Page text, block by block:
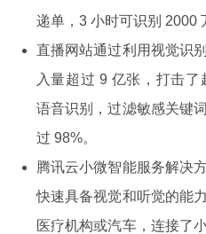
递单，3 小时可识别 2000
直播网站通过利用视觉识
入量超过 9 亿张，打击
语音识别，过滤敏感关键
过 98%。
腾讯云小微智能服务解决
快速具备视觉和听觉的能
医疗机构或汽车，连接了